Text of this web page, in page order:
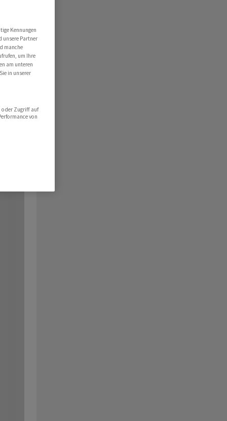
Kennungen
unsere Partner
manche
um Ihre
am unteren
in unserer
oder Zugriff auf
von